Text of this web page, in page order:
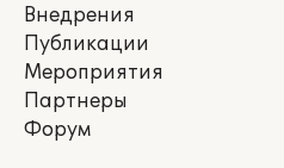
Внедрения
Публикации
Мероприятия
Партнеры
Форум